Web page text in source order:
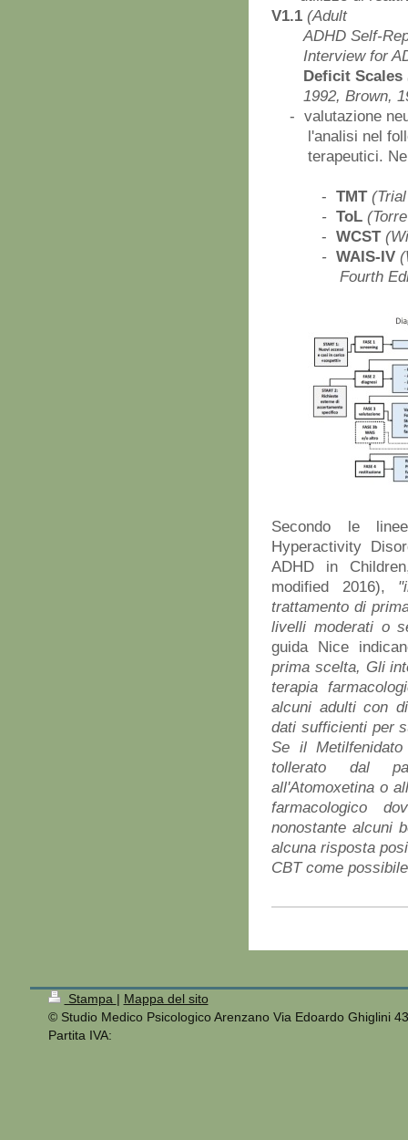
V1.1(Adult
ADHD Self-
Interview for
Deficit Scales
1992, Brown,
- valutazione
l'analisi nel
terapeutici.
-TMT
-ToL
-WCST
-WAIS-IV
Fourth
Secondo le
Hyperactivity
ADHD in
modified 2016),
trattamento di
livelli moderati o
guida Nice
prima scelta, Gli
terapia
alcuni adulti con
dati sufficienti per
Se il
tollerato dal
all'Atomoxetina o
farmacologico
nonostante alcuni
alcuna risposta
CBT come
Stampa | Mappa del sito
© Studio Medico Psicologico Arenzano Via Edoardo Ghiglini
Partita IVA: